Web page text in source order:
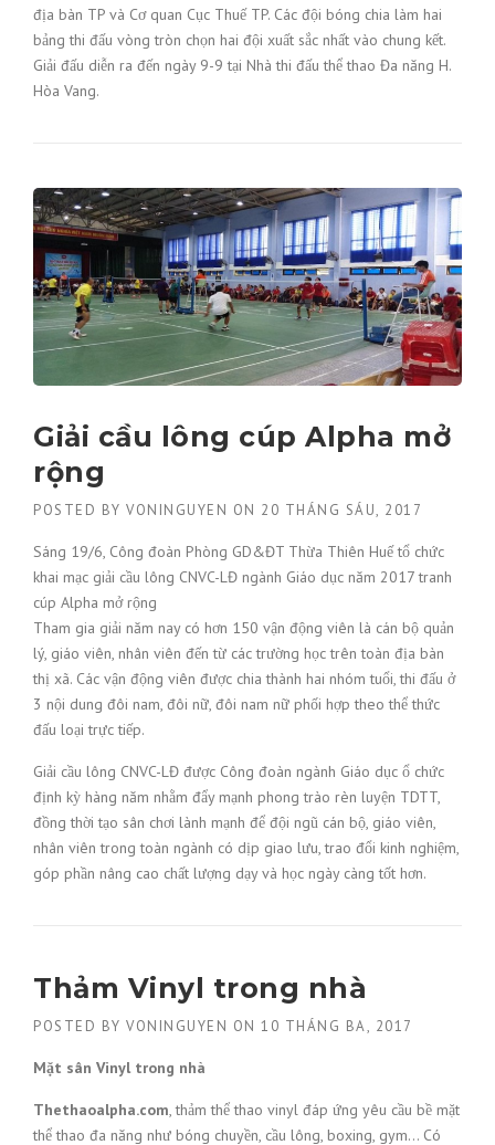
địa bàn TP và Cơ quan Cục Thuế TP. Các đội bóng chia làm hai
bảng thi đấu vòng tròn chọn hai đội xuất sắc nhất vào chung kết.
Giải đấu diễn ra đến ngày 9-9 tại Nhà thi đấu thể thao Đa năng H.
Hòa Vang.
Giải cầu lông cúp Alpha mở
rộng
POSTED BY VONINGUYEN ON 20 THÁNG SÁU, 2017
Sáng 19/6, Công đoàn Phòng GD&ĐT Thừa Thiên Huế tổ chức
khai mạc giải cầu lông CNVC-LĐ ngành Giáo dục năm 2017 tranh
cúp Alpha mở rộng
Tham gia giải năm nay có hơn 150 vận động viên là cán bộ quản
lý, giáo viên, nhân viên đến từ các trường học trên toàn địa bàn
thị xã. Các vận động viên được chia thành hai nhóm tuổi, thi đấu ở
3 nội dung đôi nam, đôi nữ, đôi nam nữ phối hợp theo thể thức
đấu loại trực tiếp.
Giải cầu lông CNVC-LĐ được Công đoàn ngành Giáo dục ổ chức
định kỳ hàng năm nhằm đẩy mạnh phong trào rèn luyện TDTT,
đồng thời tạo sân chơi lành mạnh để đội ngũ cán bộ, giáo viên,
nhân viên trong toàn ngành có dịp giao lưu, trao đổi kinh nghiệm,
góp phần nâng cao chất lượng dạy và học ngày càng tốt hơn.
Thảm Vinyl trong nhà
POSTED BY VONINGUYEN ON 10 THÁNG BA, 2017
Mặt sân Vinyl trong nhà
Thethaoalpha.com, thảm thể thao vinyl đáp ứng yêu cầu bề mặt
thể thao đa năng như bóng chuyền, cầu lông, boxing, gym… Có